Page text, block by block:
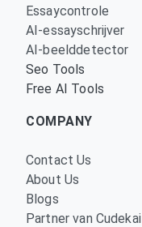
Essaycontrole
AI-essayschrijver
AI-beelddetector
Seo Tools
Free AI Tools
COMPANY
Contact Us
About Us
Blogs
Partner van Cudekai